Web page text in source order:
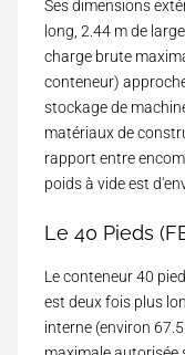
Ses dimensions
long, 2.44 m de
charge brute
conteneur)
stockage de
matériaux de
rapport entre
poids à vide est
Le 40 Pieds
Le conteneur 40
est deux fois plus
interne (environ